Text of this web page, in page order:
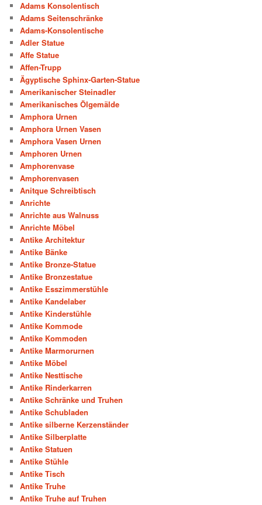
Adams Konsolentisch
Adams Seitenschränke
Adams-Konsolentische
Adler Statue
Affe Statue
Affen-Trupp
Ägyptische Sphinx-Garten-Statue
Amerikanischer Steinadler
Amerikanisches Ölgemälde
Amphora Urnen
Amphora Urnen Vasen
Amphora Vasen Urnen
Amphoren Urnen
Amphorenvase
Amphorenvasen
Anitque Schreibtisch
Anrichte
Anrichte aus Walnuss
Anrichte Möbel
Antike Architektur
Antike Bänke
Antike Bronze-Statue
Antike Bronzestatue
Antike Esszimmerstühle
Antike Kandelaber
Antike Kinderstühle
Antike Kommode
Antike Kommoden
Antike Marmorurnen
Antike Möbel
Antike Nesttische
Antike Rinderkarren
Antike Schränke und Truhen
Antike Schubladen
Antike silberne Kerzenständer
Antike Silberplatte
Antike Statuen
Antike Stühle
Antike Tisch
Antike Truhe
Antike Truhe auf Truhen